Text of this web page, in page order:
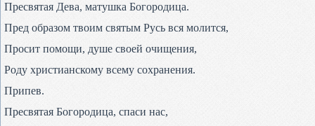
Пресвятая Дева, матушка Богородица.
Пред образом твоим святым Русь вся молится,
Просит помощи, душе своей очищения,
Роду христианскому всему сохранения.
Припев.
Пресвятая Богородица, спаси нас,